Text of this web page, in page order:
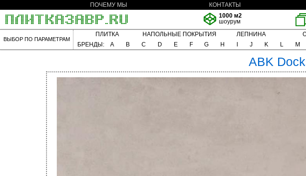
ПОЧЕМУ МЫ КОНТАКТЫ
1000 м2
шоурум
ВЫБОР ПО ПАРАМЕТРАМ
ПЛИТКА НАПОЛЬНЫЕ ПОКРЫТИЯ ЛЕПНИНА
БРЕНДЫ:
A B C D E F G H J K L M
ABK